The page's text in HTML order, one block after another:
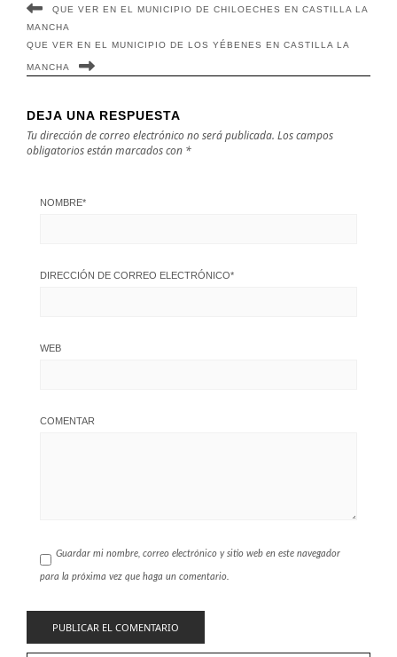
QUE VER EN EL MUNICIPIO DE CHILOECHES EN CASTILLA LA
MANCHA
QUE VER EN EL MUNICIPIO DE LOS YÉBENES EN CASTILLA LA
MANCHA
DEJA UNA RESPUESTA
Tu dirección de correo electrónico no será publicada. Los campos
obligatorios están marcados con *
NOMBRE*
DIRECCIÓN DE CORREO ELECTRÓNICO*
WEB
COMENTAR
Guardar mi nombre, correo electrónico y sitio web en este navegador
para la próxima vez que haga un comentario.